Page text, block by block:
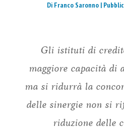
Di Franco Saronno |
Gli istituti di
maggiore capacità di
ma si ridurrà la
delle sinergie non si
riduzione delle